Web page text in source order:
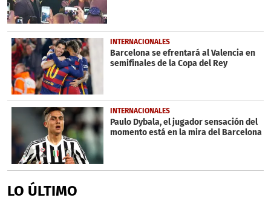
INTERNACIONALES
Barcelona se efrentará al Valencia en
semifinales de la Copa del Rey
INTERNACIONALES
Paulo Dybala, el jugador sensación del
momento está en la mira del Barcelona
LO ÚLTIMO